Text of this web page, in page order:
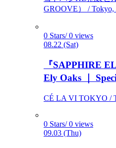
GROOVE） / Tokyo,
0 Stars/ 0 views
08.22 (Sat)
『SAPPHIRE
Ely Oaks ｜
CÉ LA VI TOKYO /
0 Stars/ 0 views
09.03 (Thu)